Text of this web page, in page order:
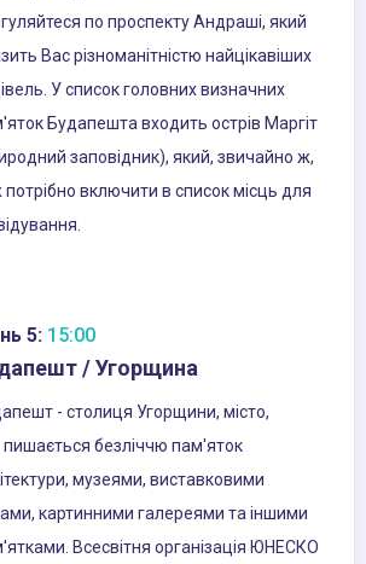
по проспекту Андраші, який
Вас різноманітністю найцікавіших
У список головних визначних
Будапешта входить острів Маргіт
заповідник), який, звичайно ж,
потрібно включити в список місць для
5: 15:00
/ Угорщина
- столиця Угорщини, місто,
пишається безліччю пам'яток
музеями, виставковими
картинними галереями та іншими
Всесвітня організація ЮНЕСКО